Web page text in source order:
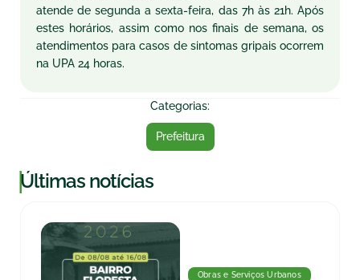
atende de segunda a sexta-feira, das 7h às 21h. Após
estes horários, assim como nos finais de semana, os
atendimentos para casos de sintomas gripais ocorrem
na UPA 24 horas.
Categorias:
Prefeitura
|Últimas notícias
Obras e Serviços Urbanos